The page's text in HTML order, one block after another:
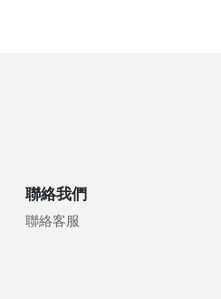
聯絡我們
聯絡客服